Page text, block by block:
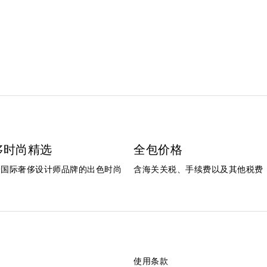
时尚精选
际奢侈设计师品牌的出色时尚
全包价格
含海关关税、手续费以及其他税费
使用条款